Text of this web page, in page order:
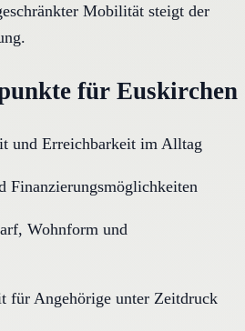
Mobilität steigt der
für Euskirchen
und Erreichbarkeit im Alltag
Finanzierungsmöglichkeiten
Wohnform und
für Angehörige unter Zeitdruck